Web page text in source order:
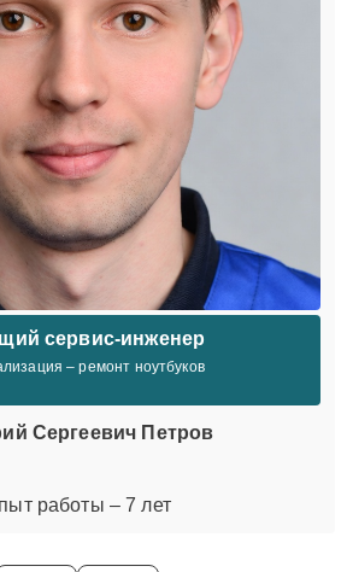
сервис-инженер
– ремонт ноутбуков
Сергеевич Петров
работы – 7 лет